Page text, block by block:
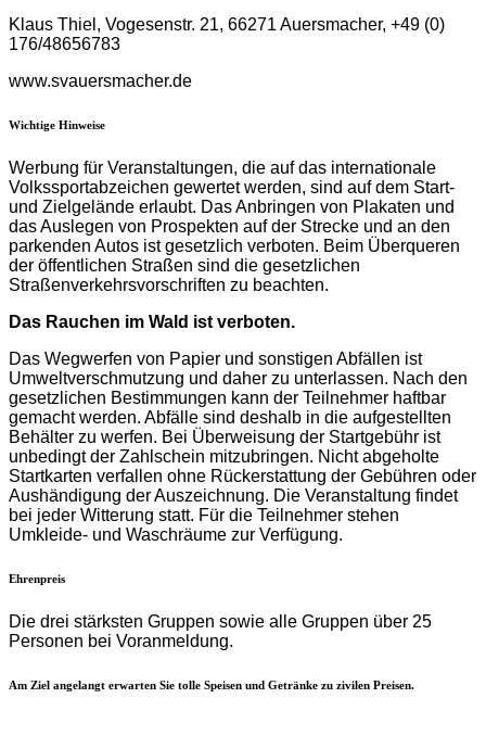
Klaus Thiel, Vogesenstr. 21, 66271 Auersmacher, +49 (0)
176/48656783
www.svauersmacher.de
Wichtige Hinweise
Werbung für Veranstaltungen, die auf das internationale
Volkssportabzeichen gewertet werden, sind auf dem Start-
und Zielgelände erlaubt. Das Anbringen von Plakaten und
das Auslegen von Prospekten auf der Strecke und an den
parkenden Autos ist gesetzlich verboten. Beim Überqueren
der öffentlichen Straßen sind die gesetzlichen
Straßenverkehrsvorschriften zu beachten.
Das Rauchen im Wald ist verboten.
Das Wegwerfen von Papier und sonstigen Abfällen ist
Umweltverschmutzung und daher zu unterlassen. Nach den
gesetzlichen Bestimmungen kann der Teilnehmer haftbar
gemacht werden. Abfälle sind deshalb in die aufgestellten
Behälter zu werfen. Bei Überweisung der Startgebühr ist
unbedingt der Zahlschein mitzubringen. Nicht abgeholte
Startkarten verfallen ohne Rückerstattung der Gebühren oder
Aushändigung der Auszeichnung. Die Veranstaltung findet
bei jeder Witterung statt. Für die Teilnehmer stehen
Umkleide- und Waschräume zur Verfügung.
Ehrenpreis
Die drei stärksten Gruppen sowie alle Gruppen über 25
Personen bei Voranmeldung.
Am Ziel angelangt erwarten Sie tolle Speisen und Getränke zu zivilen Preisen.